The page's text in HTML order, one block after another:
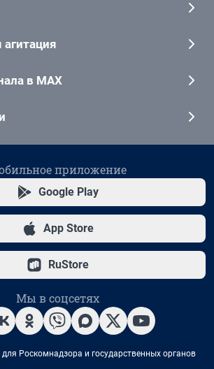
в MAX
приложение
Google Play
App Store
RuStore
Мы в соцсетях
Роскомнадзора и государственных органов